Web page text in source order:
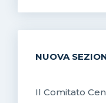
NUOVA
Il Comitato